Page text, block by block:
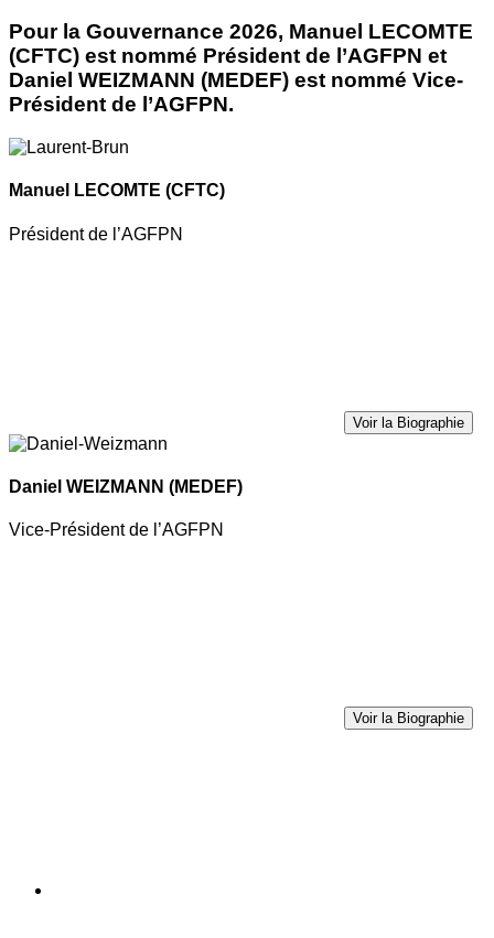
Pour la Gouvernance 2026, Manuel LECOMTE
(CFTC) est nommé Président de l’AGFPN et
Daniel WEIZMANN (MEDEF) est nommé Vice-
Président de l’AGFPN.
Manuel LECOMTE (CFTC)
Président de l’AGFPN
Voir la Biographie
Daniel WEIZMANN (MEDEF)
Vice-Président de l’AGFPN
Voir la Biographie